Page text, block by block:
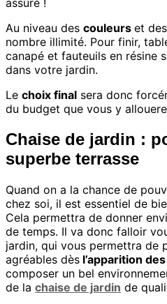
Au niveau des couleurs et des
nombre illimité. Pour finir,
canapé et fauteuils en résine
dans votre jardin.
Le choix final sera donc
du budget que vous y
Chaise de jardin :
superbe terrasse
Quand on a la chance de
chez soi, il est essentiel de
Cela permettra de donner
de temps. Il va donc falloir
jardin, qui vous permettra de
agréables dès l’apparition
composer un bel
de la chaise de jardin de